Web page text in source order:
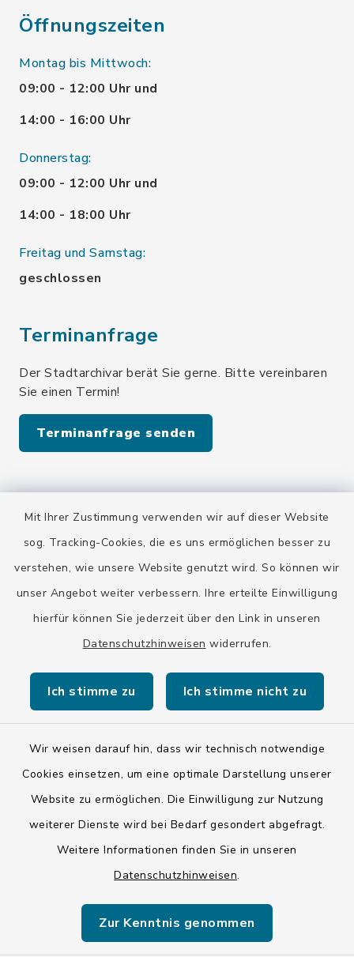
Mit Ihrer Zustimmung verwenden wir auf dieser Website
sog. Tracking-Cookies, die es uns ermöglichen besser zu
verstehen, wie unsere Website genutzt wird. So können wir
unser Angebot weiter verbessern. Ihre erteilte Einwilligung
hierfür können Sie jederzeit über den Link in unseren
Datenschutzhinweisen widerrufen.
Ich stimme zu Ich stimme nicht zu
Wir weisen darauf hin, dass wir technisch notwendige
Cookies einsetzen, um eine optimale Darstellung unserer
Website zu ermöglichen. Die Einwilligung zur Nutzung
weiterer Dienste wird bei Bedarf gesondert abgefragt.
Weitere Informationen finden Sie in unseren
Datenschutzhinweisen.
Zur Kenntnis genommen
Öffnungszeiten
Montag bis Mittwoch:
09:00 - 12:00 Uhr und
14:00 - 16:00 Uhr
Donnerstag:
09:00 - 12:00 Uhr und
14:00 - 18:00 Uhr
Freitag und Samstag:
geschlossen
Terminanfrage
Der Stadtarchivar berät Sie gerne. Bitte vereinbaren
Sie einen Termin!
Terminanfrage senden
Quicklinks
Stadt Wolfratshausen
Kontakt
Barrierefreiheit
Impressum
ISIS 12
Sitemap
Cookie-Einstellungen